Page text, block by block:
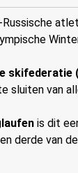
skifederatie
sluiten van
is dit
derde van